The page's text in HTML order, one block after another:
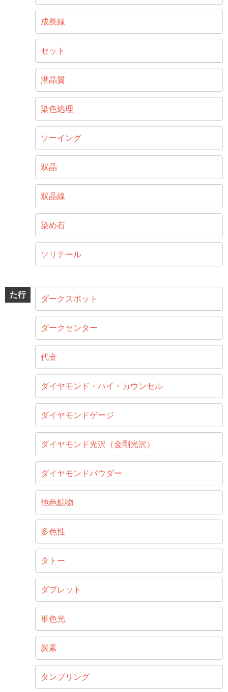
成長線
セット
潜晶質
染色処理
ソーイング
双晶
双晶線
染め石
ソリテール
た行 ダークスポット
ダークセンター
代金
ダイヤモンド・ハイ・カウンセル
ダイヤモンドゲージ
ダイヤモンド光沢（金剛光沢）
ダイヤモンドパウダー
他色鉱物
多色性
タトー
ダブレット
単色光
炭素
タンブリング